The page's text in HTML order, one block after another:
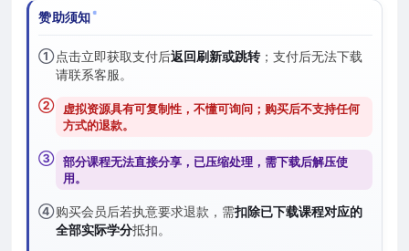
赞助须知
①点击立即获取支付后返回刷新或跳转；支付后无法下载
请联系客服。
② 虚拟资源具有可复制性，不懂可询问；购买后不支持任何
方式的退款。
③ 部分课程无法直接分享，已压缩处理，需下载后解压使
用。
④购买会员后若执意要求退款，需扣除已下载课程对应的
全部实际学分抵扣。